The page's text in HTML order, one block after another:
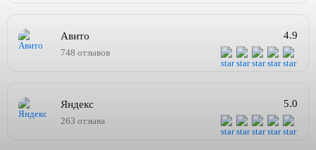
Авито
748 отзывов
4.9
Яндекс
263 отзыва
5.0